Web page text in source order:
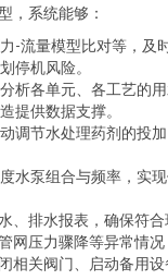
，系统能够：
-流量模型比对等，及
停机风险。
析各单元、各工艺的
提供数据支撑。
调节水处理药剂的投加
水泵组合与频率，实
、排水报表，确保符
网压力骤降等异常情况
相关阀门、启动备用设